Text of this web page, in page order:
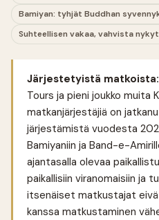
Bamiyan: tyhjät Buddhan
Suhteellisen vakaa, vahvista
Järjestetyistä matkoista:
Tours ja pieni joukko muita
matkanjärjestäjiä on
järjestämistä vuodesta
Bamiyaniin ja Band-e-
ajantasalla olevaa
paikallisiin viranomaisiin ja
itsenäiset matkustajat
kanssa matkustaminen